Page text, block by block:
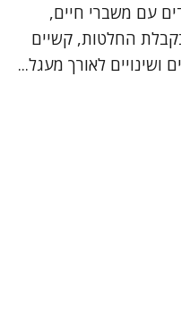
עם משברי חיים,
החלטות, קשיים
ושינויים לאורך מעגל...